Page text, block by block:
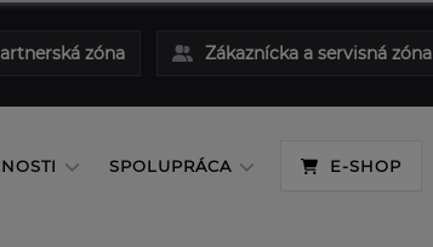
zóna Zákaznícka a servisná zóna
SPOLUPRÁCA E-SHOP